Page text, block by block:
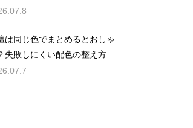
は同じ色でまとめるとおしゃ
失敗しにくい配色の整え方